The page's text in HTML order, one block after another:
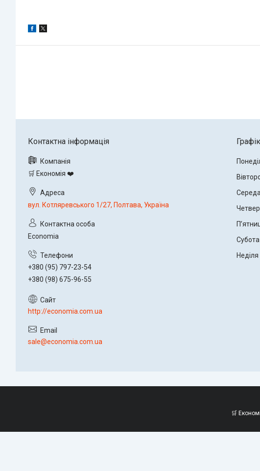
🛒 Економія ❤️
вул. Котляревського 1/27, Полтава, Україна
Economia
+380 (95) 797-23-54
+380 (98) 675-96-55
http://economia.com.ua
sale@economia.com.ua
Середа
Четвер
Субота
Неділя